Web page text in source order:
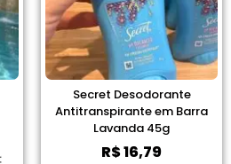
Secret Desodorante
Antitranspirante em Barra
Lavanda 45g
R$16,79